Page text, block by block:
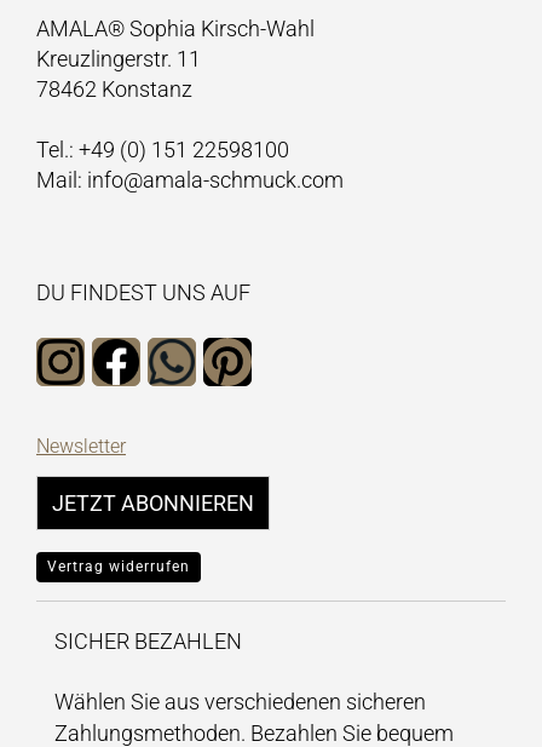
AMALA® Sophia Kirsch-Wahl
Kreuzlingerstr. 11
78462 Konstanz
Tel.: +49 (0) 151 22598100
Mail: info@amala-schmuck.com
DU FINDEST UNS AUF
Newsletter
JETZT ABONNIEREN
Vertrag widerrufen
SICHER BEZAHLEN
Wählen Sie aus verschiedenen sicheren
Zahlungsmethoden. Bezahlen Sie bequem